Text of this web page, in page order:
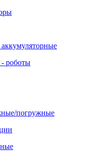
- роботы
погружные